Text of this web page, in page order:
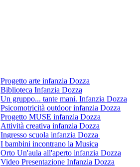
Progetto arte infanzia Dozza
Biblioteca Infanzia Dozza
Un gruppo... tante mani. Infanzia Dozza
Psicomotricità outdoor infanzia Dozza
Progetto MUSE infanzia Dozza
Attività creativa infanzia Dozza
Ingresso scuola infanzia Dozza
I bambini incontrano la Musica
Orto Un'aula all'aperto infanzia Dozza
Video Presentazione Infanzia Dozza